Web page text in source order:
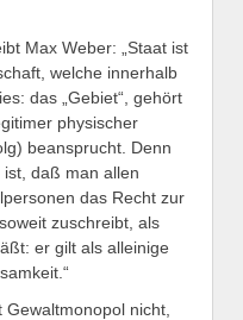
Max Weber: „Staat ist
welche innerhalb
das „Gebiet“, gehört
physischer
beansprucht. Denn
daß man allen
das Recht zur
zuschreibt, als
er gilt als alleinige
nicht,